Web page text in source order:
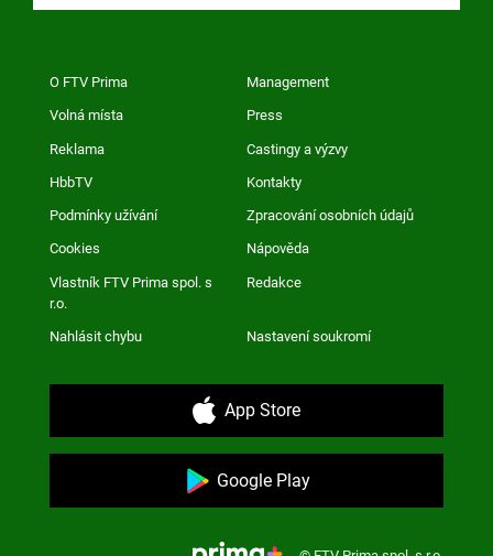
O FTV Prima Management
Volná místa Press
Reklama Castingy a výzvy
HbbTV Kontakty
Podmínky užívání Zpracování osobních údajů
Cookies Nápověda
Vlastník FTV Prima spol. s
r.o.
Redakce
Nahlásit chybu Nastavení soukromí
App Store
Google Play